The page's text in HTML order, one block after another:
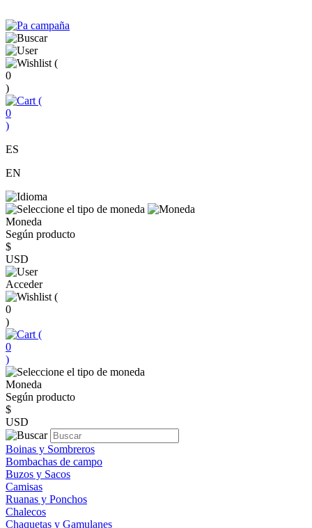
(
0
)
(
0
)
ES
EN
Moneda
Según producto
$
USD
Acceder
(
0
)
(
0
)
Moneda
Según producto
$
USD
Boinas y Sombreros
Bombachas de campo
Buzos y Sacos
Camisas
Ruanas y Ponchos
Chalecos
Chaquetas y Gamulanes